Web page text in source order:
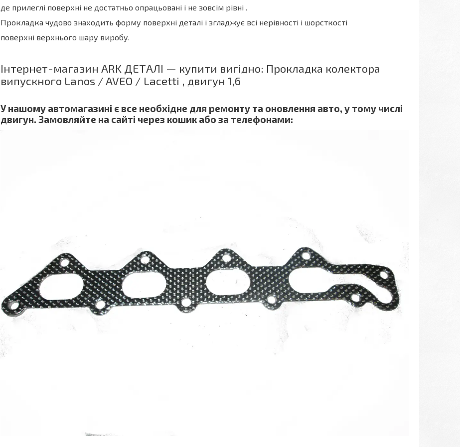
де прилеглі поверхні не достатньо опрацьовані і не зовсім рівні .
Прокладка чудово знаходить форму поверхні деталі і згладжує всі нерівності і шорсткості
поверхні верхнього шару виробу.
Інтернет-магазин ARK ДЕТАЛІ — купити вигідно: Прокладка колектора
випускного Lanos / AVEO / Lacetti , двигун 1,6
У нашому автомагазині є все необхідне для ремонту та оновлення авто, у тому числі
двигун. Замовляйте на сайті через кошик або за телефонами: